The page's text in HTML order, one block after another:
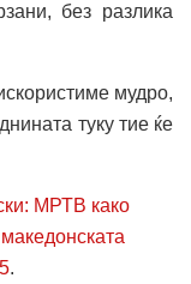
без разлика
мудро,
туку тие ќе
МРТВ како
.